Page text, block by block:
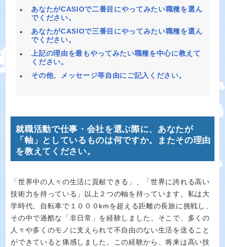
あなたがCASIOで二番目にやってみたい職種を選ん
でください。
あなたがCASIOで三番目にやってみたい職種を選ん
でください。
上記の理由を最もやってみたい職種を中心に教えて
ください。
その他、メッセージ等自由にご記入ください。
就職活動で仕事・会社を選ぶ際に、あなたが
「軸」としているものは何ですか。またその理由
を教えてください。
「世界中の人々の生活に貢献できる」、「世界に誇れる高い
技術力を持っている」以上２つの軸を持っています。私は大
学時代、自転車で１０００kmを超える距離の長旅に挑戦し、
その中で過酷な「非日常」を経験しました。そこで、多くの
人々や多くのモノに支えられて不自由のない生活を送ること
ができていると痛感しました。この経験から、将来は高い技